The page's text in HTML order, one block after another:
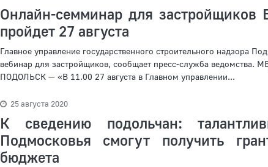
Онлайн-семминар для застройщиков
пройдет 27 августа
Главное управление государственного строительного надзора
вебинар для застройщиков, сообщает пресс-служба ведомства.
ПОДОЛЬСК — «В 11.00 27 августа в Главном управлении...
25 августа 2020
К сведению подольчан:
Подмосковья смогут получить
бюджета